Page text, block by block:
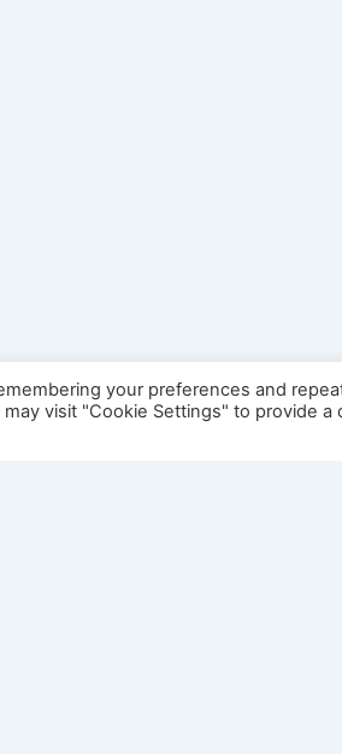
your preferences and
visit "Cookie Settings" to provide a